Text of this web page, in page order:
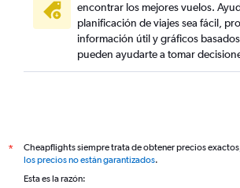
encontrar los mejores vuelos.
planificación de viajes sea fácil,
información útil y gráficos
pueden ayudarte a tomar
*
Cheapflights siempre trata de obtener precios
los precios no están garantizados.
Esta es la razón: